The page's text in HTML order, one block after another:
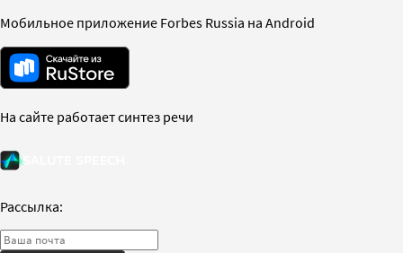
Мобильное приложение Forbes Russia на Android
На сайте работает синтез речи
Рассылка: